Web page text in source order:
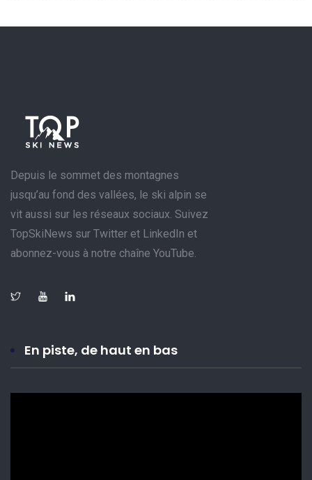
Depuis le sommet des montagnes
jusqu’au fond des vallées, le ski alpin se
vit aussi sur les réseaux sociaux. Suivez
TopSkiNews sur Twitter et LinkedIn et
abonnez-vous à notre chaîne YouTube.
En piste, de haut en bas